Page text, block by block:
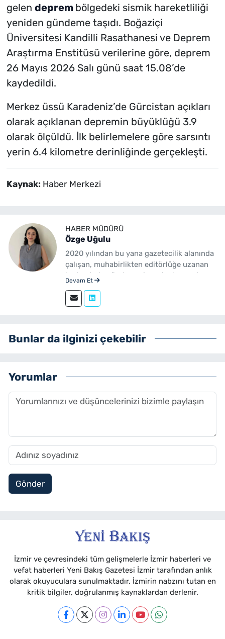
gelen deprem bölgedeki sismik hareketliliği
yeniden gündeme taşıdı. Boğaziçi
Üniversitesi Kandilli Rasathanesi ve Deprem
Araştırma Enstitüsü verilerine göre, deprem
26 Mayıs 2026 Salı günü saat 15.08’de
kaydedildi.
Merkez üssü Karadeniz’de Gürcistan açıkları
olarak açıklanan depremin büyüklüğü 3.9
olarak ölçüldü. İlk belirlemelere göre sarsıntı
yerin 6.4 kilometre derinliğinde gerçekleşti.
Kaynak: Haber Merkezi
HABER MÜDÜRÜ
Özge Uğulu
2020 yılından bu yana gazetecilik alanında
çalışan, muhabirlikten editörlüğe uzanan
kariyerinde gündem, siyaset, ekonomi,
olmak üzere birçok alanda içerik üreten bir
gazetecidir. Ege Üniversitesi İletişim
olarak çalışmalarını sürdürmektedir.
Devam Et
Bunlar da ilginizi çekebilir
Yorumlar
Gönder
İzmir ve çevresindeki tüm gelişmelerle İzmir haberleri ve
vefat haberleri Yeni Bakış Gazetesi İzmir tarafından anlık
olarak okuyuculara sunulmaktadır. İzmirin nabzını tutan en
kritik bilgiler, doğrulanmış kaynaklardan derlenir.